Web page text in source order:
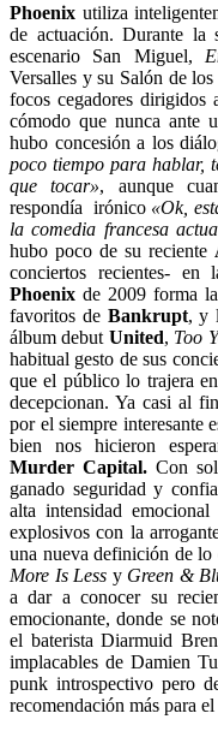
Phoenix utiliza
de actuación. Durante la
escenario San Miguel,
Versalles y su Salón de
focos cegadores
cómodo que nunca ante
hubo concesión a los
poco tiempo para hablar,
que tocar», aunque
respondía irónico«Ok,
la comedia francesa
hubo poco de su reciente
conciertos recientes- en
Phoenix de 2009 forma
favoritos de Bankrupt, y
álbum debut United, Too
habitual gesto de sus
que el público lo trajera
decepcionan. Ya casi al
por el siempre interesante
bien nos hicieron
Murder Capital.Con
ganado seguridad y
alta intensidad
explosivos con la
una nueva definición de lo
More Is Less y Green &
a dar a conocer su
emocionante, donde se
el baterista Diarmuid
implacables de Damien
punk introspectivo pero
recomendación más para